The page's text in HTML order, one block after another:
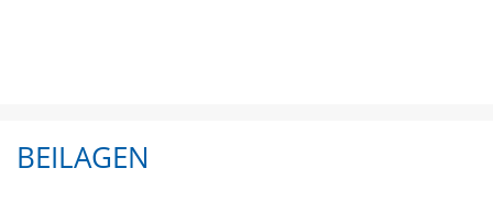
BEILAGEN